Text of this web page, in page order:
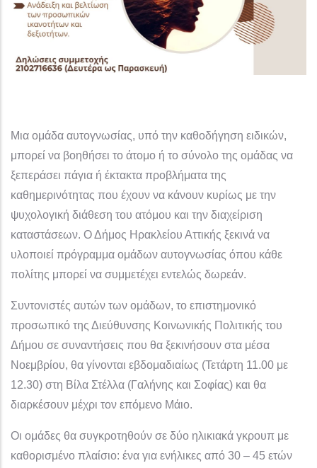
Μια ομάδα αυτογνωσίας, υπό την καθοδήγηση ειδικών,
μπορεί να βοηθήσει το άτομο ή το σύνολο της ομάδας να
ξεπεράσει πάγια ή έκτακτα προβλήματα της
καθημερινότητας που έχουν να κάνουν κυρίως με την
ψυχολογική διάθεση του ατόμου και την διαχείριση
καταστάσεων. Ο Δήμος Ηρακλείου Αττικής ξεκινά να
υλοποιεί πρόγραμμα ομάδων αυτογνωσίας όπου κάθε
πολίτης μπορεί να συμμετέχει εντελώς δωρεάν.
Συντονιστές αυτών των ομάδων, το επιστημονικό
προσωπικό της Διεύθυνσης Κοινωνικής Πολιτικής του
Δήμου σε συναντήσεις που θα ξεκινήσουν στα μέσα
Νοεμβρίου, θα γίνονται εβδομαδιαίως (Τετάρτη 11.00 με
12.30) στη Βίλα Στέλλα (Γαλήνης και Σοφίας) και θα
διαρκέσουν μέχρι τον επόμενο Μάιο.
Οι ομάδες θα συγκροτηθούν σε δύο ηλικιακά γκρουπ με
καθορισμένο πλαίσιο: ένα για ενήλικες από 30 – 45 ετών